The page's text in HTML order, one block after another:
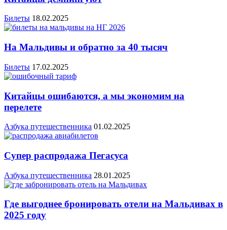
Билеты 18.02.2025
На Мальдивы и обратно за 40 тысяч
Билеты 17.02.2025
Китайцы ошибаются, а мы экономим на
перелете
Азбука путешественника 01.02.2025
Супер распродажа Пегасуса
Азбука путешественника 28.01.2025
Где выгоднее бронировать отели на Мальдивах в
2025 году